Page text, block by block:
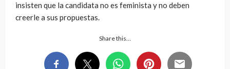
insisten que la candidata no es feminista y no deben
creerle a sus propuestas.
Share this…